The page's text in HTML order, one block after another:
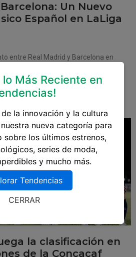
Un Nuevo
Español en LaLiga
entre Real Madrid y Barcelona en
más que un simple partido de fútbol.
la clasificación en
de la Concacaf
lo Más Reciente en
la innovación y la cultura
nueva categoría para
sobre los últimos estrenos,
series de moda,
y mucho más.
Tendencias
CERRAR